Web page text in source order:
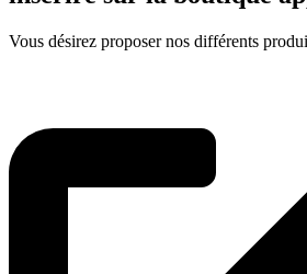
Vous désirez proposer nos différents